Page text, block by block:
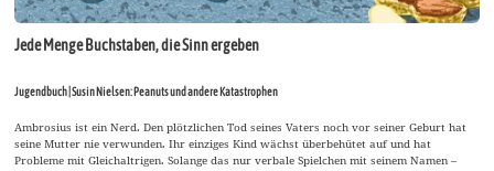
Jede Menge Buchstaben, die Sinn ergeben
Jugendbuch | Susin Nielsen: Peanuts und andere Katastrophen
Ambrosius ist ein Nerd. Den plötzlichen Tod seines Vaters noch vor seiner Geburt hat
seine Mutter nie verwunden. Ihr einziges Kind wächst überbehütet auf und hat
Probleme mit Gleichaltrigen. Solange das nur verbale Spielchen mit seinem Namen –